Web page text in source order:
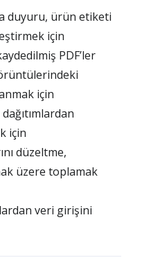
duyuru, ürün etiketi
için
PDF’ler
için
için
düzeltme,
üzere toplamak
veri girişini